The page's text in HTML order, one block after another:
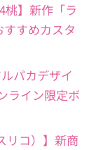
桃】新作「ラ
すめカスタ
パカデザイ
ライン限定ボ
リコ）】新商